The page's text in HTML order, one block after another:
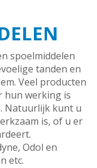
spoelmiddelen
tanden en
Veel producten
hun werking is
Natuurlijk kunt u
is, of u er
Odol en
etc.